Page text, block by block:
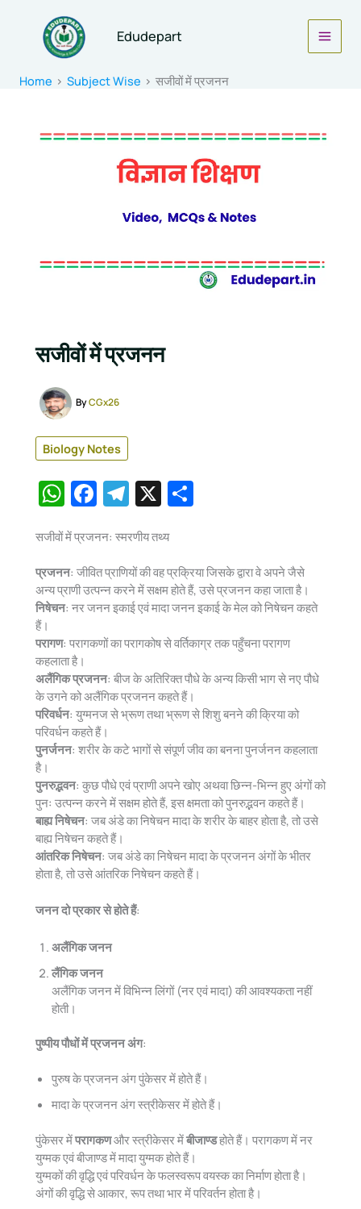
content
Edudepart
Home Subject Wise सजीवों में प्रजनन
सजीवों में प्रजनन
ByCGx26
Biology Notes
W
at
s
A
p
p
F
c
e
b
o
o
k
T
e
gr
a
m
X
e
सजीवों में प्रजनन: स्मरणीय तथ्य
प्रजनन: जीवित प्राणियों की वह प्रक्रिया जिसके द्वारा वे अपने जैसे
अन्य प्राणी उत्पन्न करने में सक्षम होते हैं, उसे प्रजनन कहा जाता है।
निषेचन: नर जनन इकाई एवं मादा जनन इकाई के मेल को निषेचन कहते
हैं।
परागण: परागकणों का परागकोष से वर्तिकाग्र तक पहुँचना परागण
कहलाता है।
अलैंगिक प्रजनन: बीज के अतिरिक्त पौधे के अन्य किसी भाग से नए पौधे
के उगने को अलैंगिक प्रजनन कहते हैं।
परिवर्धन: युग्मनज से भ्रूण तथा भ्रूण से शिशु बनने की क्रिया को
परिवर्धन कहते हैं।
पुनर्जनन: शरीर के कटे भागों से संपूर्ण जीव का बनना पुनर्जनन कहलाता
है।
पुनरुद्भवन: कुछ पौधे एवं प्राणी अपने खोए अथवा छिन्न-भिन्न हुए अंगों को
पुनः उत्पन्न करने में सक्षम होते हैं, इस क्षमता को पुनरुद्भवन कहते हैं।
बाह्य निषेचन: जब अंडे का निषेचन मादा के शरीर के बाहर होता है, तो उसे
बाह्य निषेचन कहते हैं।
आंतरिक निषेचन: जब अंडे का निषेचन मादा के प्रजनन अंगों के भीतर
होता है, तो उसे आंतरिक निषेचन कहते हैं।
जनन दो प्रकार से होते हैं:
अलैंगिक जनन
लैंगिक जनन
अलैंगिक जनन में विभिन्न लिंगों (नर एवं मादा) की आवश्यकता नहीं
होती।
पुष्पीय पौधों में प्रजनन अंग:
पुरुष के प्रजनन अंग पुंकेसर में होते हैं।
मादा के प्रजनन अंग स्त्रीकेसर में होते हैं।
पुंकेसर मेंपरागकणऔर स्त्रीकेसर मेंबीजाण्डहोते हैं। परागकण में नर
युग्मक एवं बीजाण्ड में मादा युग्मक होते हैं।
युग्मकों की वृद्धि एवं परिवर्धन के फलस्वरूप वयस्क का निर्माण होता है।
अंगों की वृद्धि से आकार, रूप तथा भार में परिवर्तन होता है।